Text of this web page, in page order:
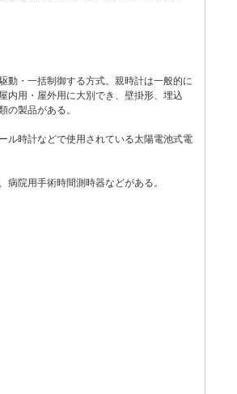
動・一括制御する方式。親時計は一般的に
内用・屋外用に大別でき、壁掛形、埋込
の製品がある。
ル時計などで使用されている太陽電池式電
院用手術時間測時器などがある。